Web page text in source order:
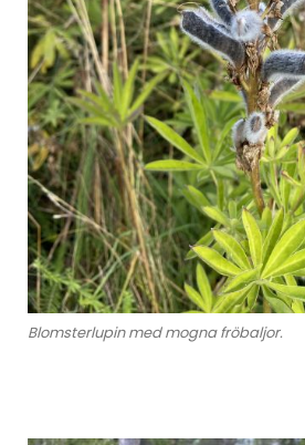
Blomsterlupin med mogna fröbaljor.